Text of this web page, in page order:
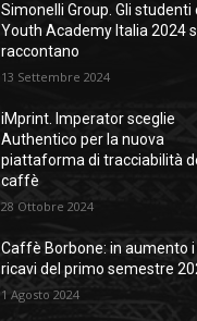
Simonelli Group. Gli studenti
Youth Academy Italia 2024
raccontano
13 Settembre 2024
iMprint. Imperator sceglie
Authentico per la nuova
piattaforma di tracciabilità
caffè
28 Ottobre 2024
Caffè Borbone: in aumento i
ricavi del primo semestre
1 Agosto 2024